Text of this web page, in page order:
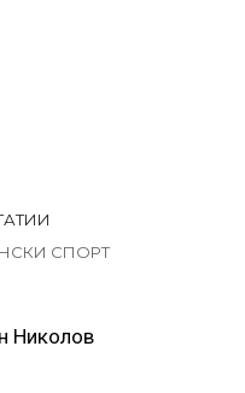
СПОРТ
Николов